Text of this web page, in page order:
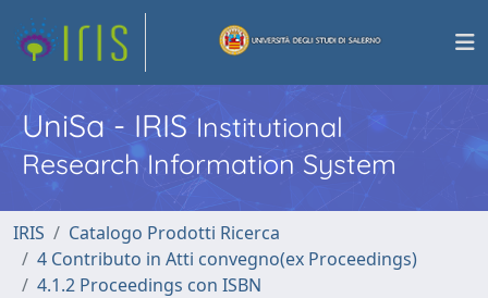
UniSa - IRISInstitutional
Research Information System
IRIS
Catalogo Prodotti Ricerca
4 Contributo in Atti convegno(ex Proceedings)
4.1.2 Proceedings con ISBN